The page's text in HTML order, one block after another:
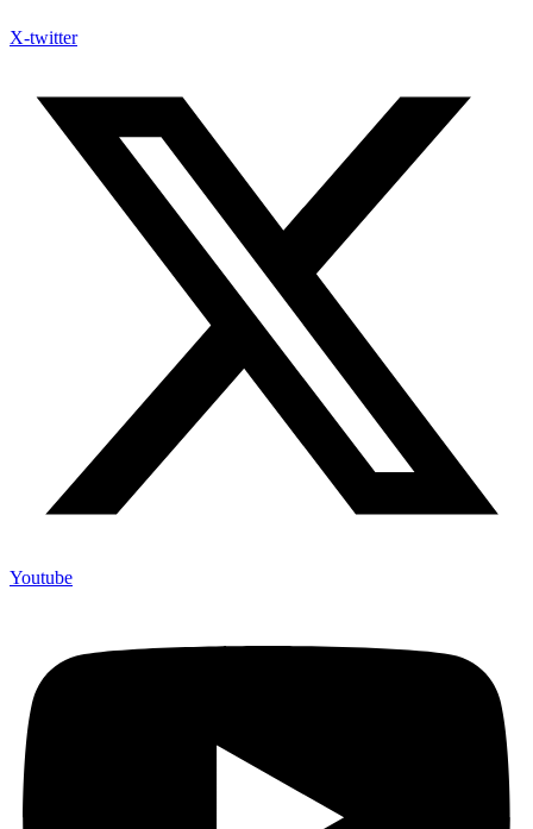
X-twitter
Youtube